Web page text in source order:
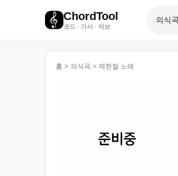
ChordTool
코드 · 가사 · 악보
홈 > 의식곡 > 제헌절 노래